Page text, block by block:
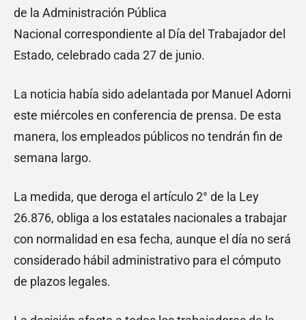
de la Administración Pública
Nacional correspondiente al Día del Trabajador del
Estado, celebrado cada 27 de junio.
La noticia había sido adelantada por Manuel Adorni
este miércoles en conferencia de prensa. De esta
manera, los empleados públicos no tendrán fin de
semana largo.
La medida, que deroga el artículo 2° de la Ley
26.876, obliga a los estatales nacionales a trabajar
con normalidad en esa fecha, aunque el día no será
considerado hábil administrativo para el cómputo
de plazos legales.